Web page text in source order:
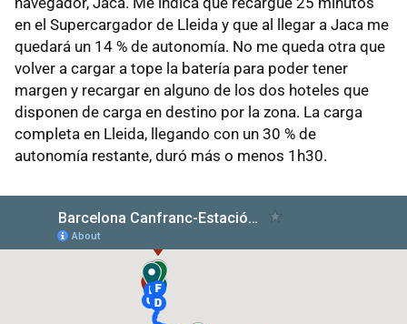
en el Supercargador de Lleida y que al llegar a Jaca me
quedará un 14 % de autonomía. No me queda otra que
volver a cargar a tope la batería para poder tener
margen y recargar en alguno de los dos hoteles que
disponen de carga en destino por la zona. La carga
completa en Lleida, llegando con un 30 % de
autonomía restante, duró más o menos 1h30.